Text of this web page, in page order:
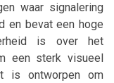
waar signalering
en bevat een hoge
is over het
een sterk visueel
is ontworpen om